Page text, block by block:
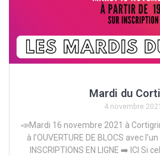
Mardi du
4 novembre 2021
📣Mardi 16 novembre 2021 à
à l’OUVERTURE DE BLOCS avec
INSCRIPTIONS EN LIGNE ➡️ ICI Si